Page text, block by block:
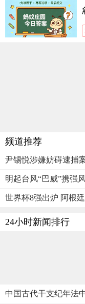
频道推荐
尹锡悦涉嫌妨碍逮捕
明起台风“巴威”携强
世界杯8强出炉 阿根
24小时新闻排行
中国古代干支纪年法